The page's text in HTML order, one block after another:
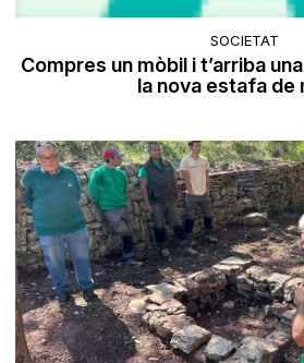
SOCIETAT
Compres un mòbil i t’arriba
la nova estafa de